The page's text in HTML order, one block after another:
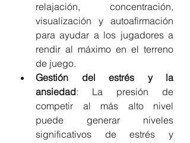
relajación, concentración,
visualización y autoafirmación
para ayudar a los jugadores a
rendir al máximo en el terreno
de juego.
Gestión del estrés y la
ansiedad: La presión de
competir al más alto nivel
puede generar niveles
significativos de estrés y